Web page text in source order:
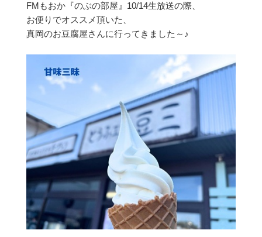
FMもおか『のぶの部屋』10/14生放送の際、
お便りでオススメ頂いた、
真岡のお豆腐屋さんに行ってきました～♪